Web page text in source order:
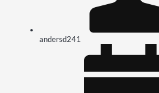
andersd241